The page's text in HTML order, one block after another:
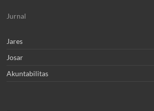
Jurnal
Jares
Josar
Akuntabilitas